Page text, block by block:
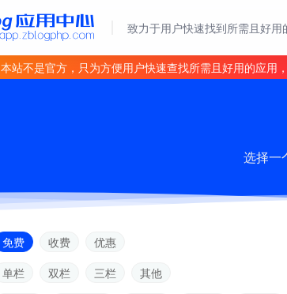
致力于用户快速找到所需且好用
本站不是官方，只为方便用户快速查找所需且好用的应用
选择一
免费 收费
优惠
单栏 双栏 三栏
其他